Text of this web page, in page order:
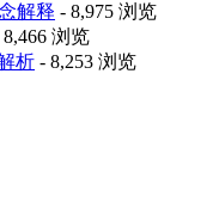
解释 - 8,975 浏览
8,466 浏览
析 - 8,253 浏览